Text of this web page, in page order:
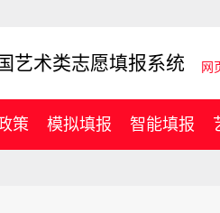
艺术类志愿填报系统 网
策 模拟填报 智能填报